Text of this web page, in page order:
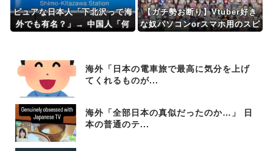
ピュアな日本人「下北沢って海
外でも有名？」→ 中国人「何
【ガチ勢お断り】Vtuber好き
な奴パソコンorスマホ用のスピ
海外「日本の電車旅で最高に気分を上げ
てくれるものが...
海外「全部日本の真似だったのか…」 日
本の普通のテ...